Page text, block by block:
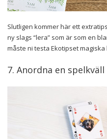
Slutligen kommer här ett
ny slags “lera” som är som en
måste ni testa Ekotipset magiska
7. Anordna en